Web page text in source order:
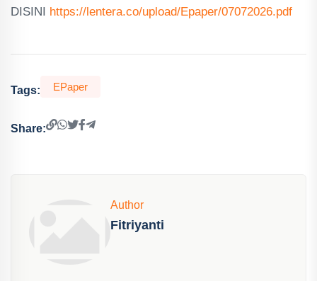
DISINI https://lentera.co/upload/Epaper/07072026.pdf
Tags: EPaper
Share:
Author
Fitriyanti